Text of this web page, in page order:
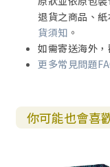
退貨之商品、
貨須知 。
如需寄送海外
更多常見問題
你可能也會喜